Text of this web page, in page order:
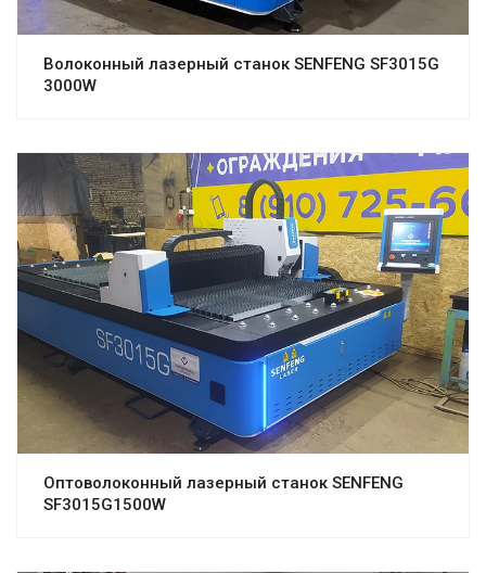
Волоконный лазерный станок SENFENG SF3015G
3000W
Оптоволоконный лазерный станок SENFENG
SF3015G1500W